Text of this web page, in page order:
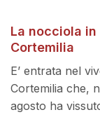
La nocciola
Cortemilia
E’ entrata nel
Cortemilia che,
agosto ha